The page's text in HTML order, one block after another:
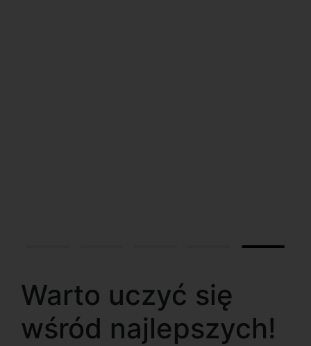
Warto uczyć się
wśród najlepszych!